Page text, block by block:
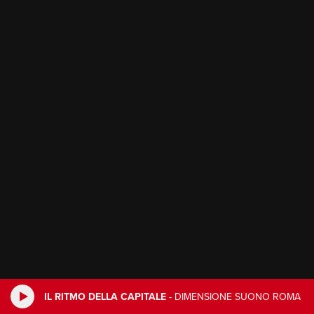
IL RITMO DELLA CAPITALE - DIMENSIONE SUONO ROMA